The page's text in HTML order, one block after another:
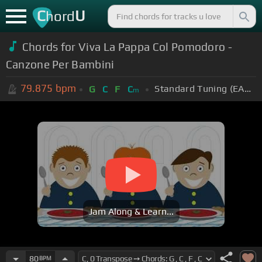
ChordU
Chords for Viva La Pappa Col Pomodoro -
Canzone Per Bambini
79.875 bpm G C F Cm Standard Tuning (EADGBE)
Jam Along & Learn...
80BPM